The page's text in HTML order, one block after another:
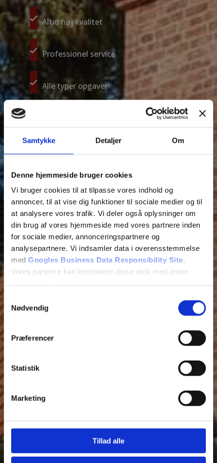
Samtykke Detaljer Om
Denne hjemmeside bruger cookies
Vi bruger cookies til at tilpasse vores indhold og
annoncer, til at vise dig funktioner til sociale medier og til
at analysere vores trafik. Vi deler også oplysninger om
din brug af vores hjemmeside med vores partnere inden
for sociale medier, annonceringspartnere og
analysepartnere. Vi indsamler data i overensstemmelse
med Googles Business Data Responsibility Site.
Vores partnere kan kombinere disse data med andre
Nødvendig
Præferencer
Statistik
Marketing
Tillad alle
Få et tilbud
Altid høj kvalitet
Professionel service
Alle typer opgaver
Ring nu